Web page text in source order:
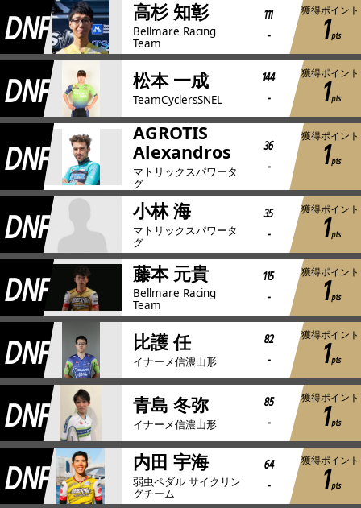
DNF 高杉 知彰
Bellmare Racing
Team
111
-
獲得ポイント
1pts
DNF 松本 一成
TeamCyclersSNEL
144
-
獲得ポイント
1pts
DNF
AGROTIS
Alexandros
マトリックスパワータ
グ
36
-
獲得ポイント
1pts
DNF 小林 海
マトリックスパワータ
グ
35
-
獲得ポイント
1pts
DNF 藤本 元貴
Bellmare Racing
Team
115
-
獲得ポイント
1pts
DNF 比護 任
イナーメ信濃山形
82
-
獲得ポイント
1pts
DNF 青島 冬弥
イナーメ信濃山形
85
-
獲得ポイント
1pts
DNF 内田 宇海
弱虫ペダル サイクリン
グチーム
64
-
獲得ポイント
1pts